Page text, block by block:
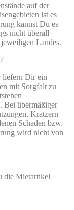
auf der
ist es
kannst Du es
nicht überall
Landes.
liefern Dir ein
mit Sorgfalt zu
Bei übermäßiger
Kratzern
Schaden bzw.
wird nicht von
die Mietartikel